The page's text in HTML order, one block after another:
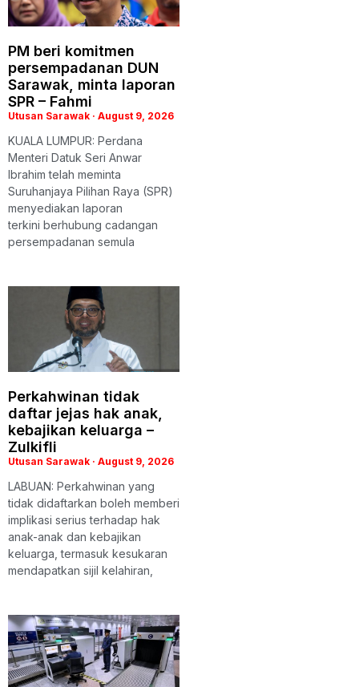
PM beri komitmen
persempadanan DUN
Sarawak, minta laporan
SPR – Fahmi
Utusan Sarawak August 9, 2026
KUALA LUMPUR: Perdana
Menteri Datuk Seri Anwar
Ibrahim telah meminta
Suruhanjaya Pilihan Raya (SPR)
menyediakan laporan
terkini berhubung cadangan
persempadanan semula
Perkahwinan tidak
daftar jejas hak anak,
kebajikan keluarga –
Zulkifli
Utusan Sarawak August 9, 2026
LABUAN: Perkahwinan yang
tidak didaftarkan boleh memberi
implikasi serius terhadap hak
anak-anak dan kebajikan
keluarga, termasuk kesukaran
mendapatkan sijil kelahiran,